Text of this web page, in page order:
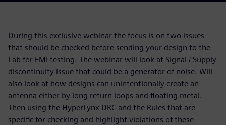
During this exclusive webinar the focus is on two issues
that should be checked before sending your design to the
Lab for EMI testing. The webinar will look at Signal / Supply
discontinuity issue that could be a generator of noise. Will
also look at how designs can unintentionally create an
antenna either by long return loops and floating metal.
Then using the HyperLynx DRC and the Rules that are
specific for checking and highlight violations of these